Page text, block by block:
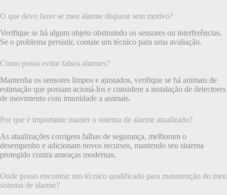
O que devo fazer se meu alarme disparar sem motivo?
Verifique se há algum objeto obstruindo os sensores ou interferências.
Se o problema persistir, contate um técnico para uma avaliação.
Como posso evitar falsos alarmes?
Mantenha os sensores limpos e ajustados, verifique se há animais de
estimação que possam acioná-los e considere a instalação de detectores
de movimento com imunidade a animais.
Por que é importante manter o sistema de alarme atualizado?
As atualizações corrigem falhas de segurança, melhoram o
desempenho e adicionam novos recursos, mantendo seu sistema
protegido contra ameaças modernas.
Onde posso encontrar um técnico qualificado para manutenção do meu
sistema de alarme?